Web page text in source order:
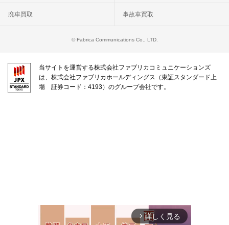
廃車買取 事故車買取
© Fabrica Communications Co., LTD.
当サイトを運営する株式会社ファブリカコミュニケーションズ
は、株式会社ファブリカホールディングス（東証スタンダード上
場 証券コード：4193）のグループ会社です。
arrow_forward_ios 詳しく見る